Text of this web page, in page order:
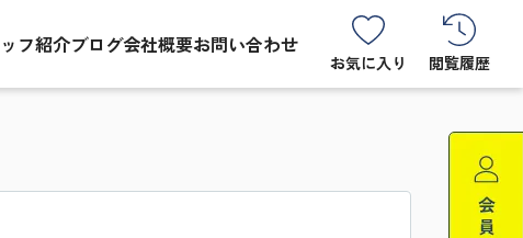
フ紹介ブログ会社概要お問い合わせ
お気に入り 閲覧履歴